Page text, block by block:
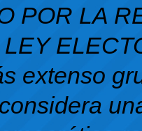
POR LA
extenso